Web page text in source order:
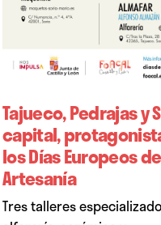
Tajueco, Pedrajas y
capital,
los Días Europeos
Artesanía
Tres talleres